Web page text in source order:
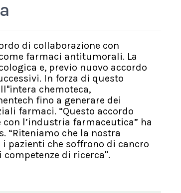
di collaborazione con
farmaci antitumorali. La
e, previo nuovo accordo
In forza di questo
chemoteca,
fino a generare dei
farmaci. “Questo accordo
l’industria farmaceutica” ha
“Riteniamo che la nostra
pazienti che soffrono di cancro
di ricerca".